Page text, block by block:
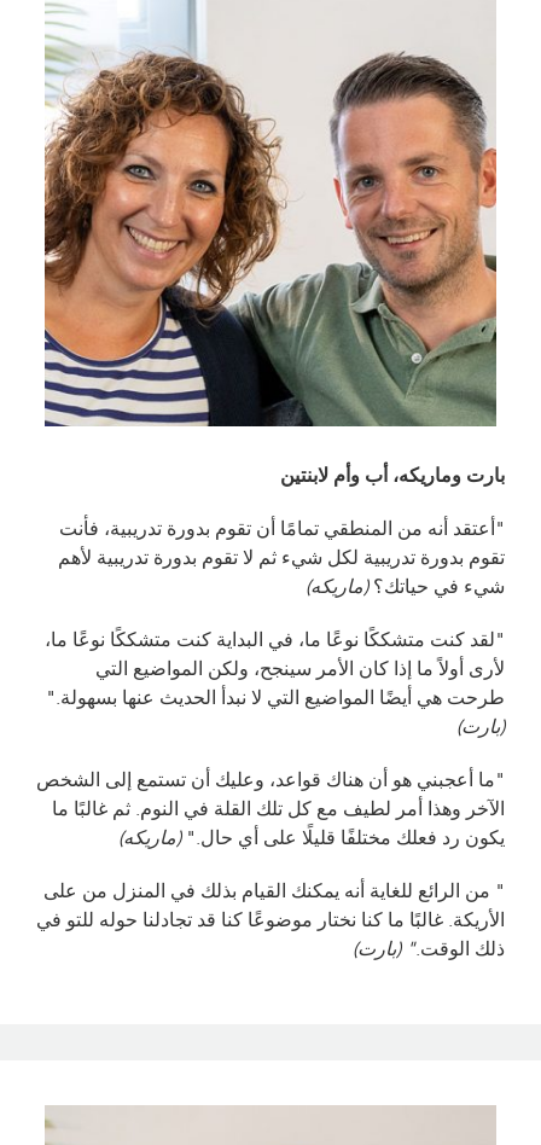
بارت وماريكه، أب وأم لابنتين
"أعتقد أنه من المنطقي تمامًا أن تقوم بدورة تدريبية، فأنت
تقوم بدورة تدريبية لكل شيء ثم لا تقوم بدورة تدريبية لأهم
شيء في حياتك؟(ماريكه)
"لقد كنت متشككًا نوعًا ما، في البداية كنت متشككًا نوعًا ما،
لأرى أولاً ما إذا كان الأمر سينجح، ولكن المواضيع التي
طرحت هي أيضًا المواضيع التي لا نبدأ الحديث عنها بسهولة."
(بارت)
"ما أعجبني هو أن هناك قواعد، وعليك أن تستمع إلى الشخص
الآخر وهذا أمر لطيف مع كل تلك القلة في النوم. ثم غالبًا ما
يكون رد فعلك مختلفًا قليلًا على أي حال."(ماريكه)
" من الرائع للغاية أنه يمكنك القيام بذلك في المنزل من على
الأريكة. غالبًا ما كنا نختار موضوعًا كنا قد تجادلنا حوله للتو في
ذلك الوقت." (بارت)